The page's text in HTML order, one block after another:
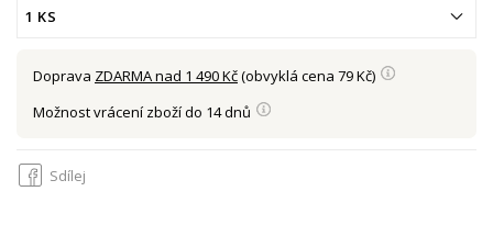
1 KS
Doprava ZDARMA nad 1 490 Kč(obvyklá cena 79 Kč)
Možnost vrácení zboží do 14 dnů
Sdílej